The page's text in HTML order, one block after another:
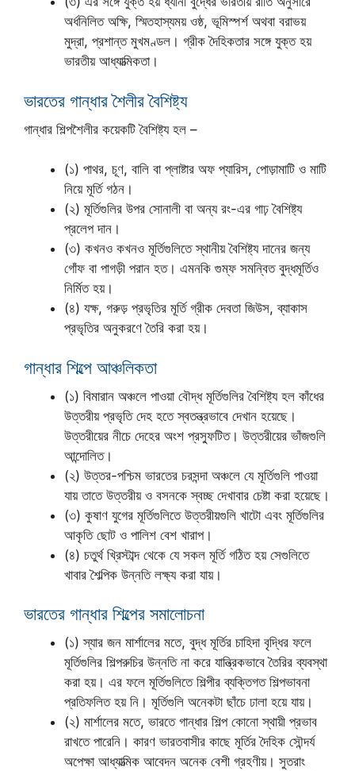
অর্ধনিলিত অক্ষি, স্মিতহাস্যময় ওষ্ঠ, ভূমিস্পর্শ অথবা বরাভয়
মুদ্রা, প্রশান্ত মুখমণ্ডল। গ্রীক দৈহিকতার সঙ্গে যুক্ত হয়
ভারতীয় আধ্যাত্মিকতা।
ভারতের গান্ধার শৈলীর বৈশিষ্ট্য
গান্ধার শিল্পশৈলীর কয়েকটি বৈশিষ্ট্য হল –
(১) পাথর, চূণ, বালি বা প্লাষ্টার অফ প্যারিস, পোড়ামাটি ও মাটি
নিয়ে মূর্তি গঠন।
(২) মূর্তিগুলির উপর সোনালী বা অন্য রং-এর গাঢ় বৈশিষ্ট্য
প্রলেপ দান।
(৩) কখনও কখনও মূর্তিগুলিতে স্থানীয় বৈশিষ্ট্য দানের জন্য
গোঁফ বা পাগড়ী পরান হত। এমনকি গুম্ফ সমন্বিত বুদ্ধমূর্তিও
নির্মিত হয়।
(৪) যক্ষ, গরুড় প্রভৃতির মূর্তি গ্রীক দেবতা জিউস, ব্যাকাস
প্রভৃতির অনুকরণে তৈরি করা হয়।
গান্ধার শিল্পে আঞ্চলিকতা
(১) বিমারান অঞ্চলে পাওয়া বৌদ্ধ মূর্তিগুলির বৈশিষ্ট্য হল কাঁধের
উত্তরীয় প্রভৃতি দেহ হতে স্বতন্ত্রভাবে দেখান হয়েছে।
উত্তরীয়ের নীচে দেহের অংশ প্রস্ফুটিত। উত্তরীয়ের ভাঁজগুলি
আন্দোলিত।
(২) উত্তর-পশ্চিম ভারতের চরসন্দা অঞ্চলে যে মূর্তিগুলি পাওয়া
যায় তাতে উত্তরীয় ও বসনকে স্বচ্ছ দেখাবার চেষ্টা করা হয়েছে।
(৩) কুষাণ যুগের মূর্তিগুলিতে উত্তরীয়গুলি খাটো এবং মূর্তিগুলির
আকৃতি ছোট ও পালিশ বেশ খারাপ।
(৪) চতুর্থ খ্রিস্টাব্দ থেকে যে সকল মূর্তি গঠিত হয় সেগুলিতে
খাবার শৈল্পিক উন্নতি লক্ষ্য করা যায়।
ভারতের গান্ধার শিল্পের সমালোচনা
(১) স্যার জন মার্শালের মতে, বুদ্ধ মূর্তির চাহিদা বৃদ্ধির ফলে
মূর্তিগুলির শিল্পরুচির উন্নতি না করে যান্ত্রিকভাবে তৈরির ব্যবস্থা
করা হয়। এর ফলে মূর্তিগুলিতে শিল্পীর ব্যক্তিগত শিল্পভাবনা
প্রতিফলিত হয় নি। মূর্তিগুলি অনেকটা ছাঁচে ঢালা হয়ে যায়।
(২) মার্শালের মতে, ভারতে গান্ধার শিল্প কোনো স্থায়ী প্রভাব
রাখতে পারেনি। কারণ ভারতবাসীর কাছে মূর্তির দৈহিক সৌন্দর্য
অপেক্ষা আধ্যাত্মিক আবেদন অনেক বেশী গ্রহণীয়। সুতরাং